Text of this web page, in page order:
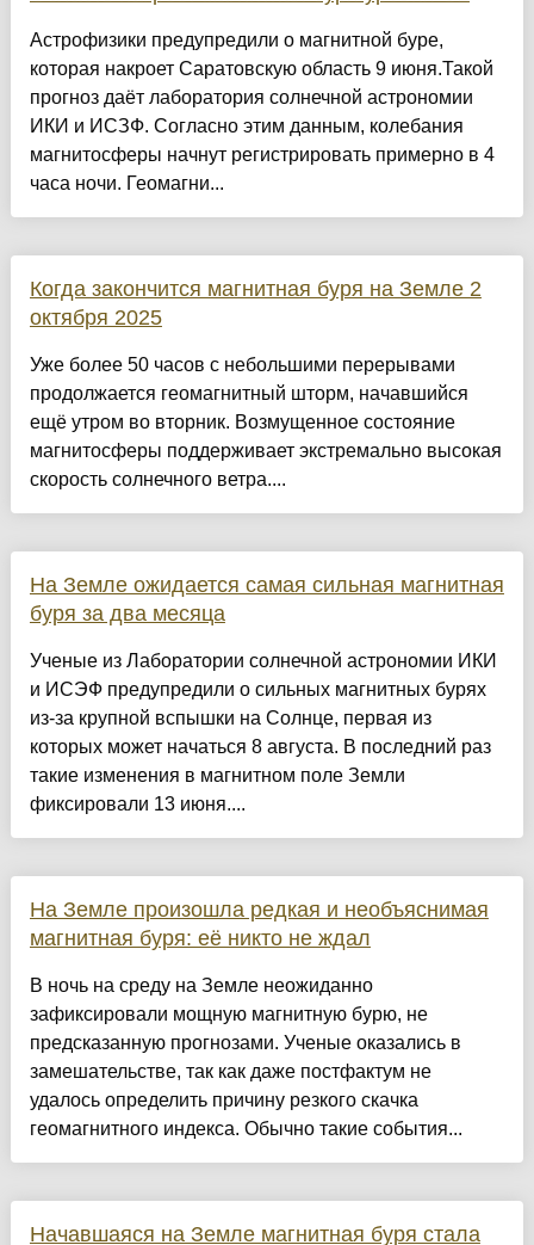
Астрофизики предупредили о магнитной буре,
которая накроет Саратовскую область 9 июня.Такой
прогноз даёт лаборатория солнечной астрономии
ИКИ и ИСЗФ. Согласно этим данным, колебания
магнитосферы начнут регистрировать примерно в 4
часа ночи. Геомагни...
Когда закончится магнитная буря на Земле 2
октября 2025
Уже более 50 часов с небольшими перерывами
продолжается геомагнитный шторм, начавшийся
ещё утром во вторник. Возмущенное состояние
магнитосферы поддерживает экстремально высокая
скорость солнечного ветра....
На Земле ожидается самая сильная магнитная
буря за два месяца
Ученые из Лаборатории солнечной астрономии ИКИ
и ИСЭФ предупредили о сильных магнитных бурях
из-за крупной вспышки на Солнце, первая из
которых может начаться 8 августа. В последний раз
такие изменения в магнитном поле Земли
фиксировали 13 июня....
На Земле произошла редкая и необъяснимая
магнитная буря: её никто не ждал
В ночь на среду на Земле неожиданно
зафиксировали мощную магнитную бурю, не
предсказанную прогнозами. Ученые оказались в
замешательстве, так как даже постфактум не
удалось определить причину резкого скачка
геомагнитного индекса. Обычно такие события...
Начавшаяся на Земле магнитная буря стала